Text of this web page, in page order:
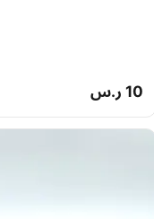
10 ر.س